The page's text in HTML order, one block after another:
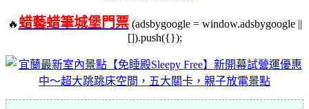
🔥蜡藝蜡筆城堡門票(adsbygoogle = window.adsbygoogle ||
[]).push({});